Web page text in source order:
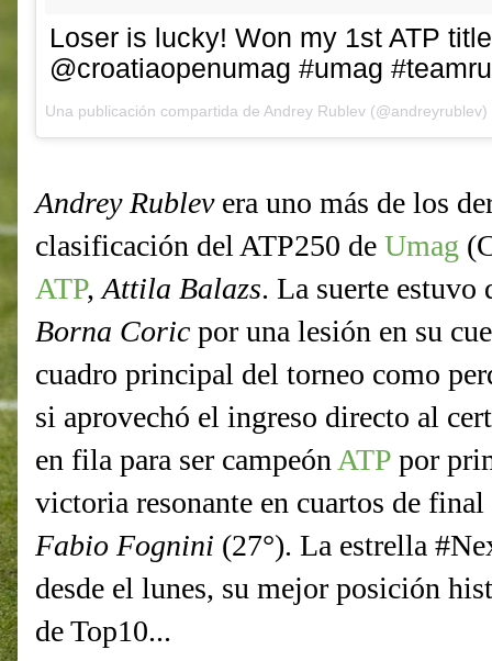
Loser is lucky! Won my 1st ATP
@croatiaopenumag #umag
Una publicación compartida de Andrey Rublev
Andrey Rublevera uno más de los
clasificación del ATP250 de Umag
ATP, Attila Balazs. La suerte estuvo
Borna Coric por una lesión en su
cuadro principal del torneo como
si aprovechó el ingreso directo al
en fila para ser campeón ATP por
victoria resonante en cuartos de
Fabio Fognini (27°). La estrella
desde el lunes, su mejor posición
de Top10...